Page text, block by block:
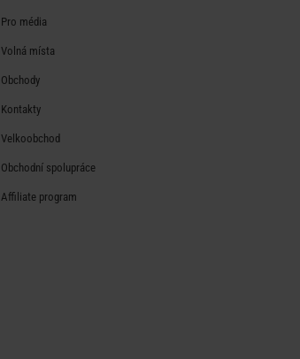
Pro média
Volná místa
Obchody
Kontakty
Velkoobchod
Obchodní spolupráce
Affiliate program